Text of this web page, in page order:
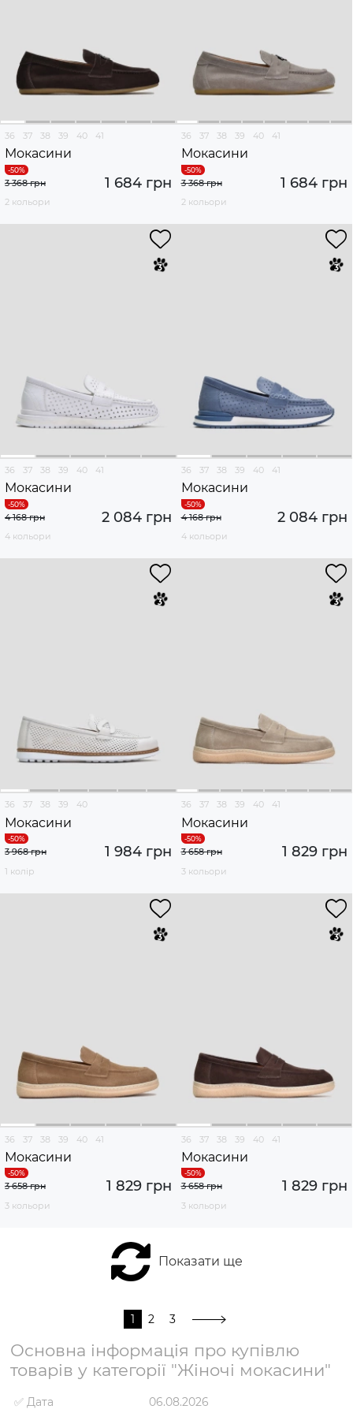
36 37 38 39 40 41
Мокасини
1 684 грн
3 368 грн
2 кольори
36 37 38 39 40 41
Мокасини
1 684 грн
3 368 грн
2 кольори
36 37 38 39 40 41
Мокасини
2 084 грн
4 168 грн
4 кольори
36 37 38 39 40 41
Мокасини
2 084 грн
4 168 грн
4 кольори
36 37 38 39 40
Мокасини
1 984 грн
3 968 грн
1 колір
36 37 38 39 40 41
Мокасини
1 829 грн
3 658 грн
3 кольори
36 37 38 39 40 41
Мокасини
1 829 грн
3 658 грн
3 кольори
36 37 38 39 40 41
Мокасини
1 829 грн
3 658 грн
3 кольори
Показати ще
1 2 3
Основна інформація про купівлю
товарів у категорії "Жіночі мокасини"
✅ Дата
06.08.2026